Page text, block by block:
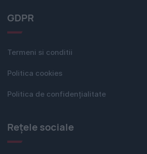
GDPR
Termeni si conditii
Politica cookies
Politica de confidențialitate
Rețele sociale